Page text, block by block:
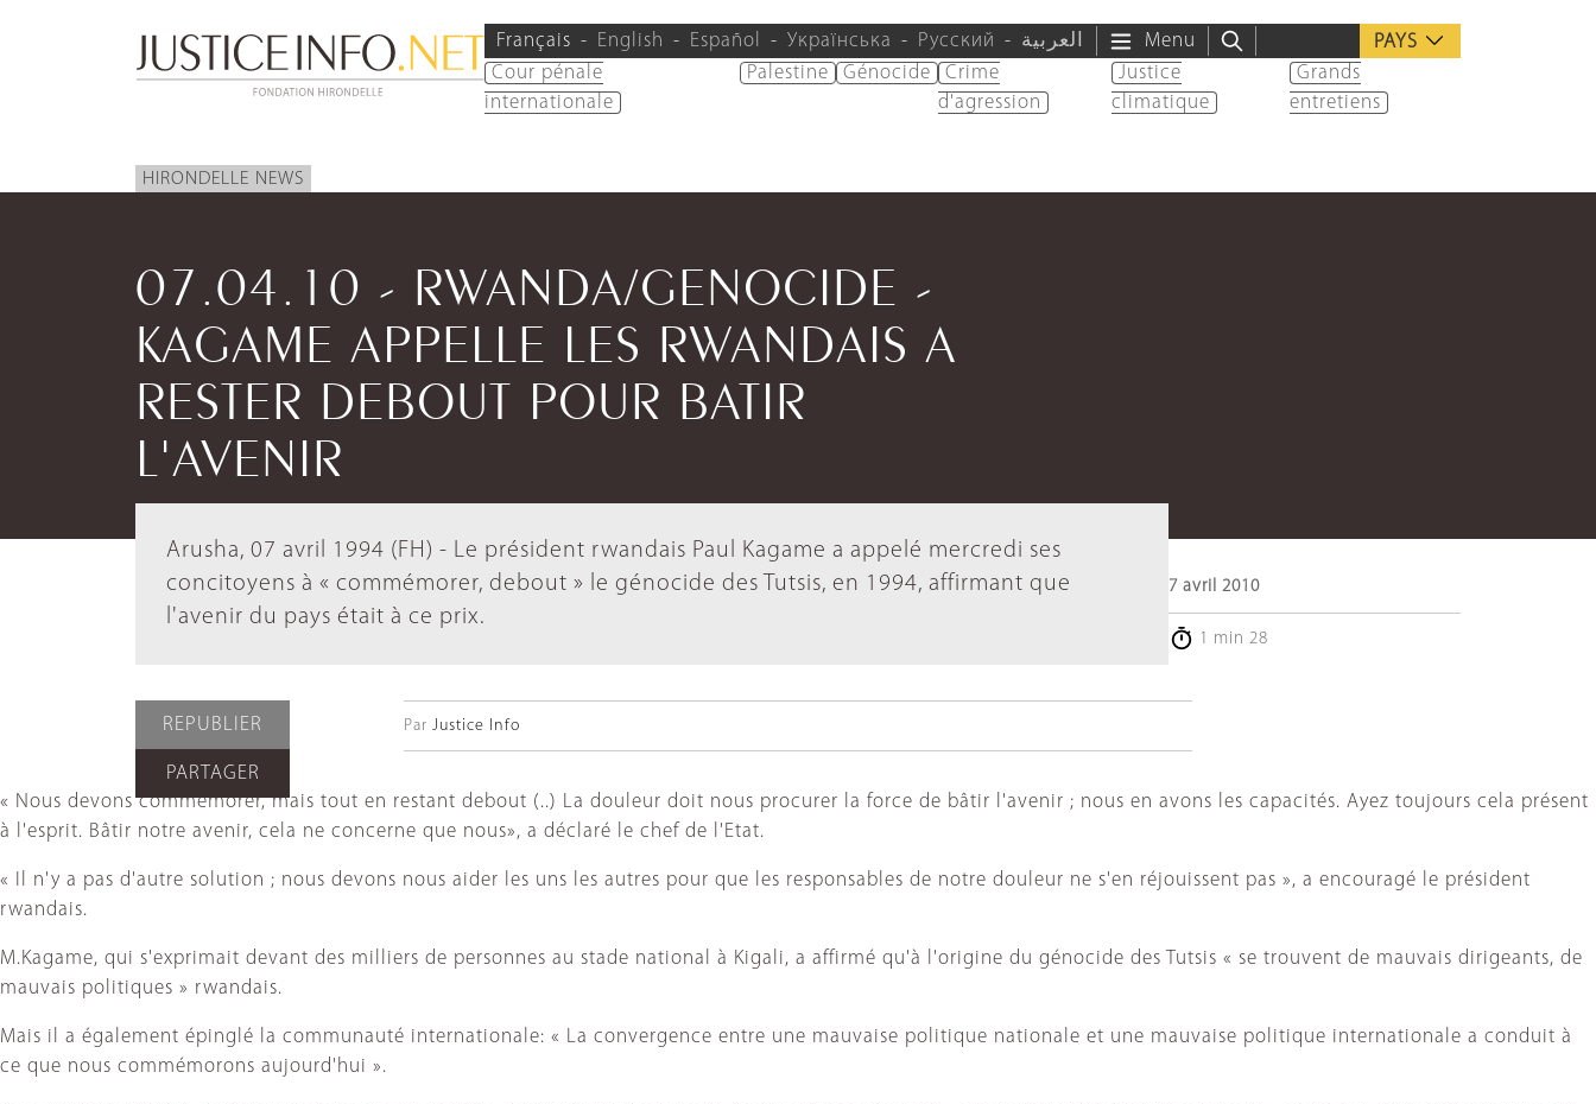
Français English Español Українська Русский العربية Menu
PAYS
Cour pénale
internationale
Palestine Génocide
Crime
d'agression
Justice
climatique
Grands
entretiens
HIRONDELLE NEWS
07.04.10 - RWANDA/GENOCIDE -
KAGAME APPELLE LES RWANDAIS A
RESTER DEBOUT POUR BATIR
L'AVENIR
Arusha, 07 avril 1994 (FH) - Le président rwandais Paul Kagame a appelé mercredi ses
concitoyens à « commémorer, debout » le génocide des Tutsis, en 1994, affirmant que
l'avenir du pays était à ce prix.
7 avril 2010
1 min 28
REPUBLIER
PARTAGER
Par Justice Info
« Nous devons commémorer, mais tout en restant debout (..) La douleur doit nous procurer la force de bâtir l'avenir ; nous en avons les capacités. Ayez toujours cela présent
à l'esprit. Bâtir notre avenir, cela ne concerne que nous», a déclaré le chef de l'Etat.
« Il n'y a pas d'autre solution ; nous devons nous aider les uns les autres pour que les responsables de notre douleur ne s'en réjouissent pas », a encouragé le président
rwandais.
M.Kagame, qui s'exprimait devant des milliers de personnes au stade national à Kigali, a affirmé qu'à l'origine du génocide des Tutsis « se trouvent de mauvais dirigeants, de
mauvais politiques » rwandais.
Mais il a également épinglé la communauté internationale: « La convergence entre une mauvaise politique nationale et une mauvaise politique internationale a conduit à
ce que nous commémorons aujourd'hui ».